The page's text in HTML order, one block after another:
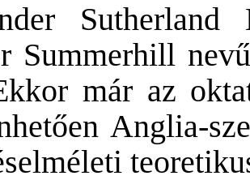
Summerhill
már az
Anglia-